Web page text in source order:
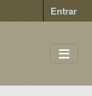
Entrar